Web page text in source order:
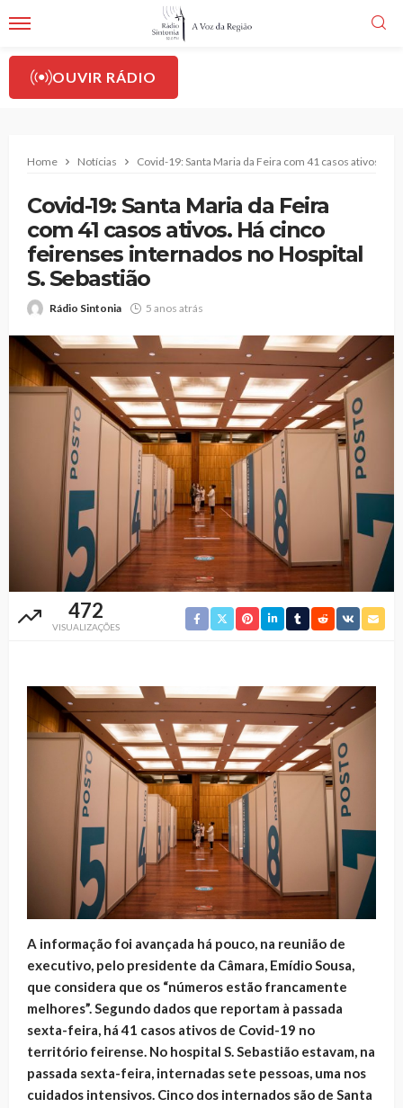
OUVIR RÁDIO
Home Notícias Covid-19: Santa Maria da Feira com 41 casos ativos.
Covid-19: Santa Maria da Feira
com 41 casos ativos. Há cinco
feirenses internados no Hospital
S. Sebastião
Rádio Sintonia 5 anos atrás
472
VISUALIZAÇÕES
A informação foi avançada há pouco, na reunião de
executivo, pelo presidente da Câmara, Emídio Sousa,
que considera que os “números estão francamente
melhores”. Segundo dados que reportam à passada
sexta-feira, há 41 casos ativos de Covid-19 no
território feirense. No hospital S. Sebastião estavam, na
passada sexta-feira, internadas sete pessoas, uma nos
cuidados intensivos. Cinco dos internados são de Santa